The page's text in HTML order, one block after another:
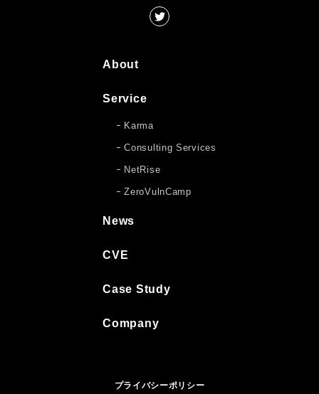
About
Service
Karma
Consulting Services
NetRise
ZeroVulnCamp
News
CVE
Case Study
Company
プライバシーポリシー